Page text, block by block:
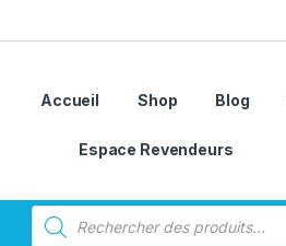
Accueil Shop Blog
Espace Revendeurs
Recherche de produits